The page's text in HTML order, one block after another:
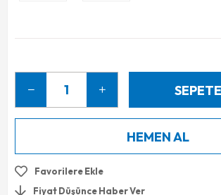
Favorilere Ekle
Fiyat Düşünce Haber Ver